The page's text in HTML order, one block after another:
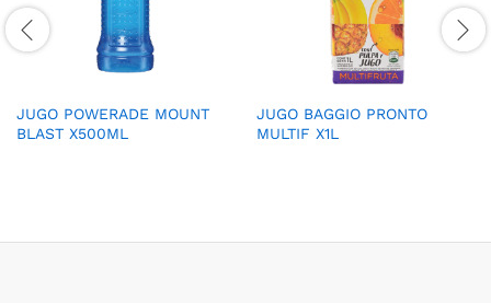
JUGO POWERADE MOUNT
BLAST X500ML
JUGO BAGGIO PRONTO
MULTIF X1L